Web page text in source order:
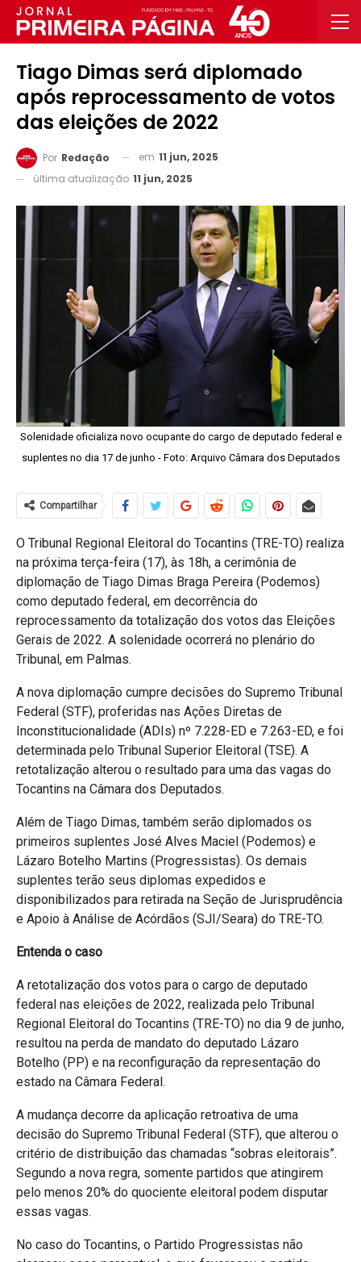
Tiago Dimas será diplomado
após reprocessamento de votos
das eleições de 2022
Por Redação em 11 jun, 2025
última atualização 11 jun, 2025
Solenidade oficializa novo ocupante do cargo de deputado federal e
suplentes no dia 17 de junho - Foto: Arquivo Câmara dos Deputados
Compartilhar
O Tribunal Regional Eleitoral do Tocantins (TRE-TO) realiza
na próxima terça-feira (17), às 18h, a cerimônia de
diplomação de Tiago Dimas Braga Pereira (Podemos)
como deputado federal, em decorrência do
reprocessamento da totalização dos votos das Eleições
Gerais de 2022. A solenidade ocorrerá no plenário do
Tribunal, em Palmas.
A nova diplomação cumpre decisões do Supremo Tribunal
Federal (STF), proferidas nas Ações Diretas de
Inconstitucionalidade (ADIs) nº 7.228-ED e 7.263-ED, e foi
determinada pelo Tribunal Superior Eleitoral (TSE). A
retotalização alterou o resultado para uma das vagas do
Tocantins na Câmara dos Deputados.
Além de Tiago Dimas, também serão diplomados os
primeiros suplentes José Alves Maciel (Podemos) e
Lázaro Botelho Martins (Progressistas). Os demais
suplentes terão seus diplomas expedidos e
disponibilizados para retirada na Seção de Jurisprudência
e Apoio à Análise de Acórdãos (SJI/Seara) do TRE-TO.
Entenda o caso
A retotalização dos votos para o cargo de deputado
federal nas eleições de 2022, realizada pelo Tribunal
Regional Eleitoral do Tocantins (TRE-TO) no dia 9 de junho,
resultou na perda de mandato do deputado Lázaro
Botelho (PP) e na reconfiguração da representação do
estado na Câmara Federal.
A mudança decorre da aplicação retroativa de uma
decisão do Supremo Tribunal Federal (STF), que alterou o
critério de distribuição das chamadas “sobras eleitorais”.
Segundo a nova regra, somente partidos que atingirem
pelo menos 20% do quociente eleitoral podem disputar
essas vagas.
No caso do Tocantins, o Partido Progressistas não